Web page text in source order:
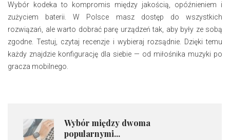
Wybór kodeka to kompromis między jakością, opóźnieniem i
zużyciem baterii. W Polsce masz dostęp do wszystkich
rozwiązań, ale warto dobrać parę urządzeń tak, aby były ze sobą
zgodne. Testuj, czytaj recenzje i wybieraj rozsądnie. Dzięki temu
każdy znajdzie konfigurację dla siebie — od miłośnika muzyki po
gracza mobilnego.
Wybór między dwoma
popularnymi...